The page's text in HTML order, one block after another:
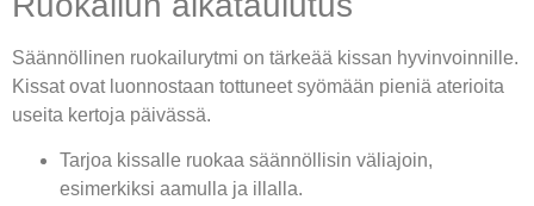
Säännöllinen ruokailurytmi on tärkeää kissan hyvinvoinnille.
Kissat ovat luonnostaan tottuneet syömään pieniä aterioita
useita kertoja päivässä.
Tarjoa kissalle ruokaa säännöllisin väliajoin,
esimerkiksi aamulla ja illalla.